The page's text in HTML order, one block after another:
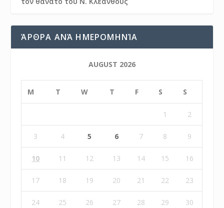
ΆΡΘΡΑ ΑΝΆ ΗΜΕΡΟΜΗΝΊΑ
AUGUST 2026
M T W T F S S
1 2
3 4 5 6 7 8 9
10 11 12 13 14 15 16
17 18 19 20 21 22 23
24 25 26 27 28 29 30